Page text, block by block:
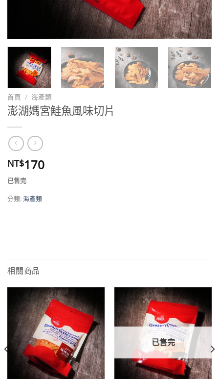
首頁 / 海產類
澎湖媽宮鮭魚風味切片
NT$170
已售完
分類:海產類
相關商品
已售完